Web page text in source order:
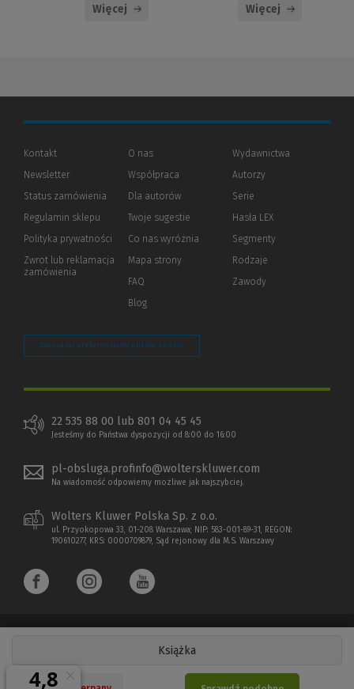
Książka
Więcej Więcej
Kontakt
Newsletter
Status zamówienia
Regulamin sklepu
Polityka prywatności (Nowe
(Link
innej
Zwrot lub reklamacja
zamówienia
O nas
Współpraca
Dla autorów(Nowe
(Link
innej
Twoje sugestie
Co nas wyróżnia
Mapa strony
FAQ
Blog
Wydawnictwa
Autorzy
Serie
Hasła LEX
Segmenty
Rodzaje
Zawody
Zarządzaj preferencjami plików cookie
22 535 88 00 lub 801 04 45 45
Jesteśmy do Państwa dyspozycji od 8:00 do 16:00
pl-obsluga.profinfo@wolterskluwer.com
Na wiadomość odpowiemy możliwe jak najszybciej.
Wolters Kluwer Polska Sp. z o.o.
ul. Przyokopowa 33, 01-208 Warszawa; NIP: 583-001-89-31, REGON:
190610277, KRS: 0000709879, Sąd rejonowy dla M.S. Warszawy
Copyright 1997 - 2026 Wolters Kluwer Polska Sp. z o.o.